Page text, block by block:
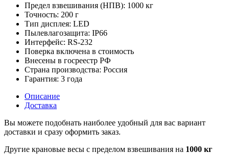
Предел взвешивания (НПВ): 1000 кг
Точность: 200 г
Тип дисплея: LED
Пылевлагозащита: IP66
Интерфейс: RS-232
Поверка включена в стоимость
Внесены в госреестр РФ
Страна производства: Россия
Гарантия: 3 года
Описание
Доставка
Вы можете подобнать наиболее удобный для вас вариант
доставки и сразу оформить заказ.
Другие крановые весы с пределом взвешивания на 1000 кг